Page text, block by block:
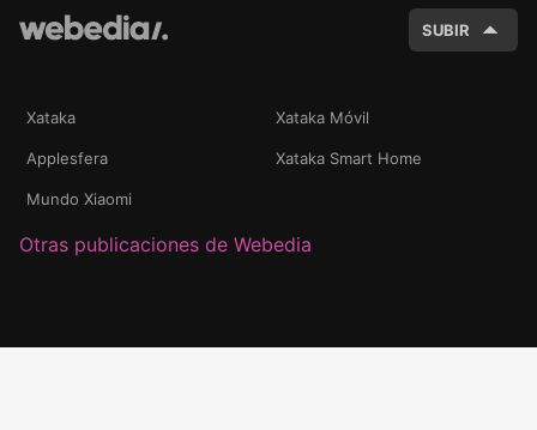
SUBIR
Xataka Xataka Móvil
Applesfera Xataka Smart Home
Mundo Xiaomi
Otras publicaciones de Webedia